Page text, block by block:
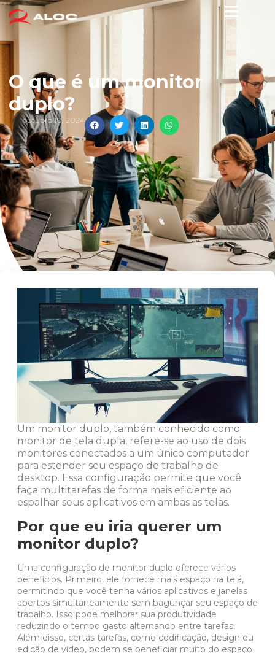
O que é um monitor
duplo?
outubro 10, 2024
Um monitor duplo, também conhecido como
monitor de tela dupla, refere-se ao uso de dois
monitores conectados a um único computador
para estender seu espaço de trabalho de
desktop. Essa configuração permite que você
faça multitarefas de forma mais eficiente ao
espalhar seus aplicativos em ambas as telas.
Por que eu iria querer um
monitor duplo?
Uma configuração de monitor duplo oferece vários
benefícios. Primeiro, ele fornece mais espaço na tela,
permitindo que você tenha vários aplicativos e janelas
abertos simultaneamente sem bagunçar seu espaço de
trabalho. Isso pode melhorar sua produtividade
reduzindo o tempo gasto alternando entre tarefas.
Além disso, certas tarefas, como codificação, design ou
edição de vídeo, podem se beneficiar muito do espaço